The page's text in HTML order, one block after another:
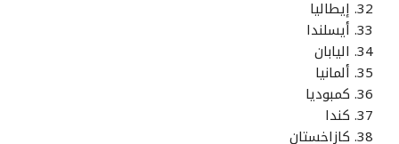
إيطاليا
أيسلندا
اليابان
ألمانيا
كمبوديا
كندا
كازاخستان